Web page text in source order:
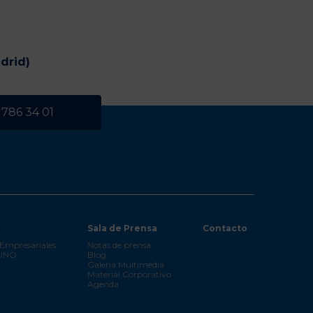
786 34 01
Sala de Prensa
Notas de prensa
Blog
Galería Multimedia
Material Corporativo
Agenda
Contacto